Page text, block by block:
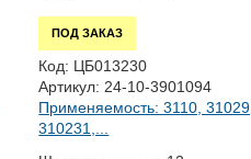
ПОД ЗАКАЗ
Код: ЦБ013230
Артикул: 24-10-3901094
Применяемость: 3110, 31029,
310231,...